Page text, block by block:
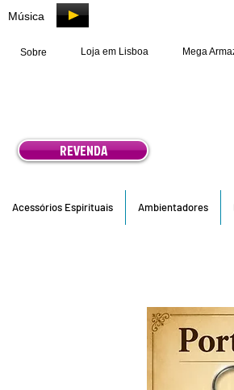
Música
Sobre Loja em Lisboa Mega
REVENDA
Acessórios Espirituais Ambientadores